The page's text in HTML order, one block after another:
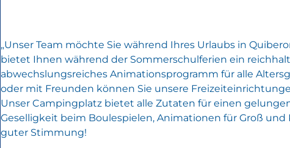
„Unser Team möchte Sie während Ihres Urlaubs in
bietet Ihnen während der Sommerschulferien ein
abwechslungsreiches Animationsprogramm für alle
oder mit Freunden können Sie unsere
Unser Campingplatz bietet alle Zutaten für einen
Geselligkeit beim Boulespielen, Animationen für Groß und
guter Stimmung!